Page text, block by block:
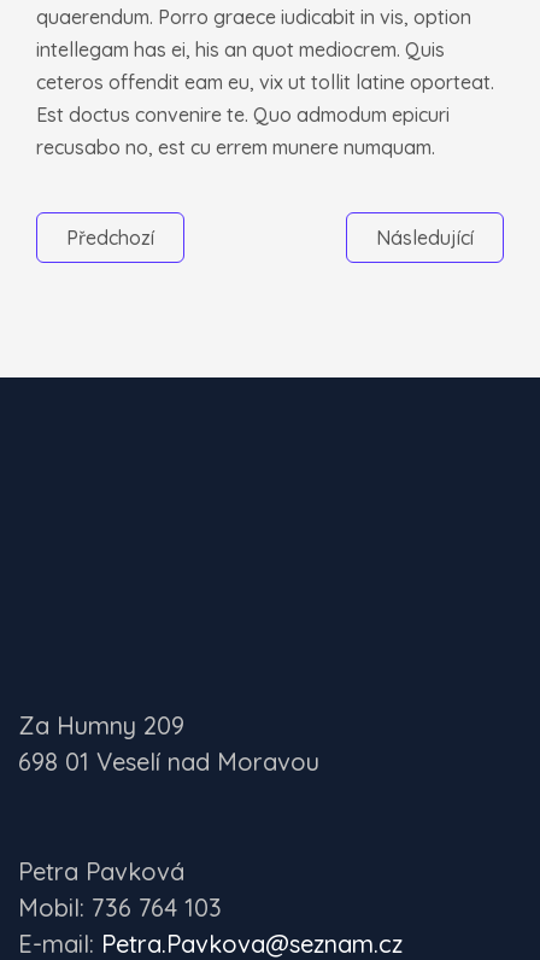
quaerendum. Porro graece iudicabit in vis, option
intellegam has ei, his an quot mediocrem. Quis
ceteros offendit eam eu, vix ut tollit latine oporteat.
Est doctus convenire te. Quo admodum epicuri
recusabo no, est cu errem munere numquam.
Předchozí Následující
Za Humny 209
698 01 Veselí nad Moravou
Petra Pavková
Mobil: 736 764 103
E-mail: Petra.Pavkova@seznam.cz